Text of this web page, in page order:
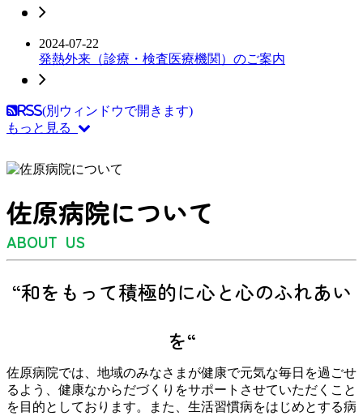
2024-07-22
発熱外来（診療・検査医療機関）のご案内
RSS(別ウィンドウで開きます)
もっと見る
佐原病院について
ABOUT US
“和をもって積極的に心と心のふれあい
を“
佐原病院では、地域のみなさまが健康で元気な毎日を過ごせ
るよう、健康なからだづくりをサポートさせていただくこと
を目的としております。また、生活習慣病をはじめとする病